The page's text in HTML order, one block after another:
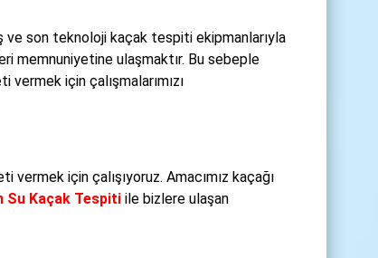
ve son teknoloji kaçak tespiti ekipmanlarıyla
memnuniyetine ulaşmaktır. Bu sebeple
için çalışmalarımızı
vermek için çalışıyoruz. Amacımız kaçağı
Su Kaçak Tespitiile bizlere ulaşan